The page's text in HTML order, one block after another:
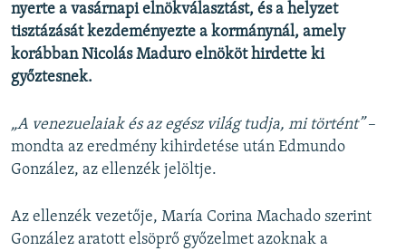
Valamennyi RFE/RL weboldal
nyerte a vasárnapi elnökválasztást, és a helyzet
tisztázását kezdeményezte a kormánynál, amely
korábban Nicolás Maduro elnököt hirdette ki
győztesnek.
„A venezuelaiak és az egész világ tudja, mi történt” –
mondta az eredmény kihirdetése után Edmundo
González, az ellenzék jelöltje.
Az ellenzék vezetője, María Corina Machado szerint
González aratott elsöprő győzelmet azoknak a